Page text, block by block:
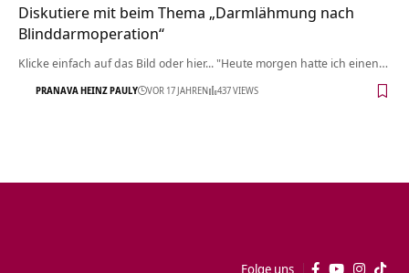
Diskutiere mit beim Thema „Darmlähmung nach
Blinddarmoperation“
Klicke einfach auf das Bild oder hier... "Heute morgen hatte ich einen…
PRANAVA HEINZ PAULY VOR 17 JAHREN 437 VIEWS
Folge uns